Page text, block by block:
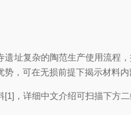
址复杂的陶范生产使用流程
，可在无损前提下揭示材料内
，详细中文介绍可扫描下方二维